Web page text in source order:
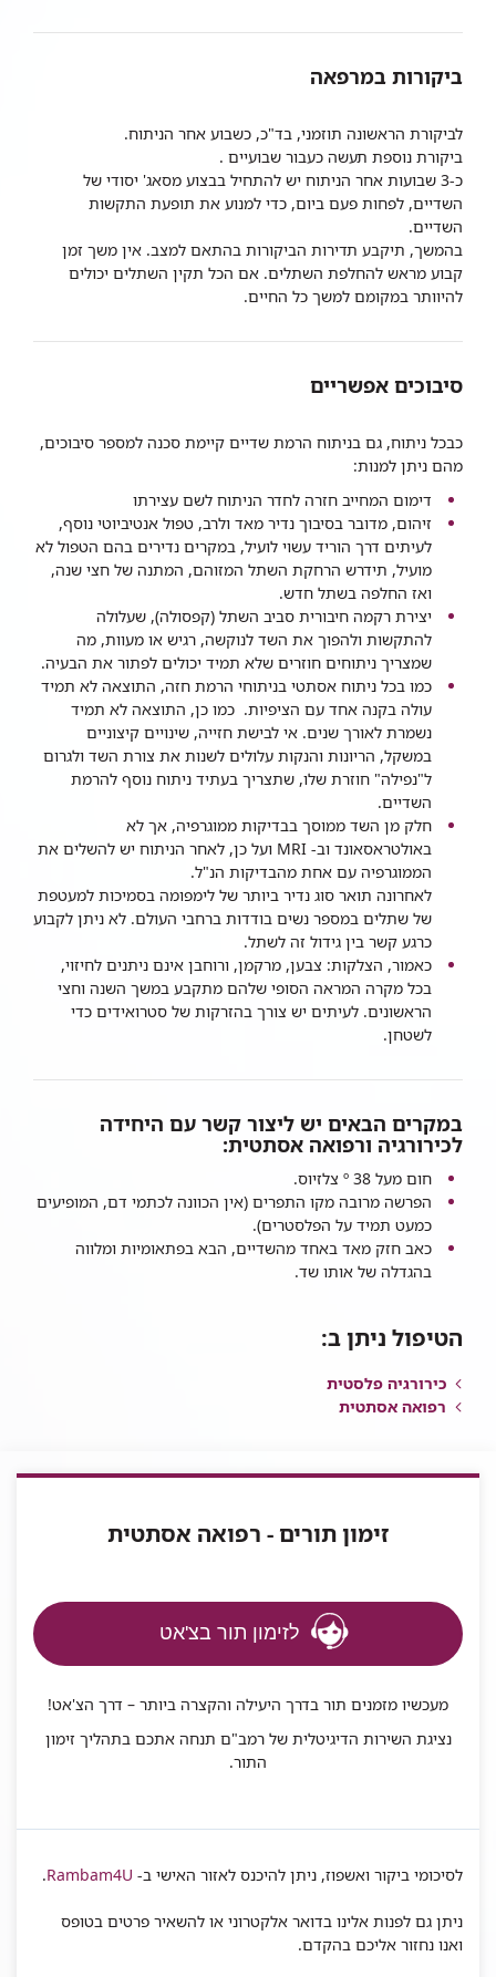
ביקורות במרפאה​
לביקורת הראשונה תוזמני, בד"כ, כשבוע אחר הניתוח.
ביקורת נוספת תעשה כעבור שבועיים .
כ-3 שבועות אחר הניתוח יש להתחיל בבצוע מסאג' יסודי של
השדיים, לפחות פעם ביום, כדי למנוע את תופעת התקשות
השדיים.
בהמשך, תיקבע תדירות הביקורות בהתאם למצב. אין משך זמן
קבוע מראש להחלפת השתלים. אם הכל תקין השתלים יכולים
להיוותר במקומם למשך כל החיים.
סיבוכים אפשריים
כבכל ניתוח, גם בניתוח הרמת שדיים קיימת סכנה למספר סיבוכים,
מהם ניתן למנות:
דימום המחייב חזרה לחדר הניתוח לשם עצירתו
זיהום, מדובר בסיבוך נדיר מאד ולרב, טפול אנטיביוטי נוסף,
לעיתים דרך הוריד עשוי לועיל, במקרים נדירים בהם הטפול לא
מועיל, תידרש הרחקת השתל המזוהם, המתנה של חצי שנה,
ואז החלפה בשתל חדש.
יצירת רקמה חיבורית סביב השתל (קפסולה), שעלולה
להתקשות ולהפוך את השד לנוקשה, רגיש או מעוות, מה
שמצריך ניתוחים חוזרים שלא תמיד יכולים לפתור את הבעיה.
כמו בכל ניתוח אסתטי בניתוחי הרמת חזה, התוצאה לא תמיד
עולה בקנה אחד עם הציפיות. כמו כן, התוצאה לא תמיד
נשמרת לאורך שנים. אי לבישת חזייה, שינויים קיצוניים
במשקל, הריונות והנקות עלולים לשנות את צורת השד ולגרום
ל"נפילה" חוזרת שלו, שתצריך בעתיד ניתוח נוסף להרמת
השדיים.
חלק מן השד ממוסך בבדיקות ממוגרפיה, אך לא
באולטראסאונד וב- MRI ועל כן, לאחר הניתוח יש להשלים את
הממוגרפיה עם אחת מהבדיקות הנ"ל.
לאחרונה תואר סוג נדיר ביותר של לימפומה בסמיכות למעטפת
של שתלים במספר נשים בודדות ברחבי העולם. לא ניתן לקבוע
כרגע קשר בין גידול זה לשתל.
כאמור, הצלקות: צבען, מרקמן, ורוחבן אינם ניתנים לחיזוי,
בכל מקרה המראה הסופי שלהם מתקבע במשך השנה וחצי
הראשונים. לעיתים יש צורך בהזרקות של סטרואידים כדי
לשטחן.​
במקרים הבאים יש ליצור קשר עם היחידה
לכירורגיה ורפואה אסתטית:
חום מעל º 38 צלזיוס.
הפרשה מרובה מקו התפרים (אין הכוונה לכתמי דם, המופיעים
כמעט תמיד על הפלסטרים).
כאב חזק מאד באחד מהשדיים, הבא בפתאומיות ומלווה
בהגדלה של אותו שד.
הטיפול ניתן ב:
כירורגיה פלסטית
רפואה אסתטית
זימון תורים - רפואה אסתטית
לזימון תור בצ'אט
מעכשיו מזמנים תור בדרך היעילה והקצרה ביותר – דרך הצ'אט!
נציגת השירות הדיגיטלית של רמב"ם תנחה אתכם בתהליך זימון
התור.
לסיכומי ביקור ואשפוז, ניתן להיכנס לאזור האישי ב- Rambam4U
.
ניתן גם לפנות אלינו בדואר אלקטרוני או להשאיר פרטים בטופס
ואנו נחזור אליכם בהקדם.